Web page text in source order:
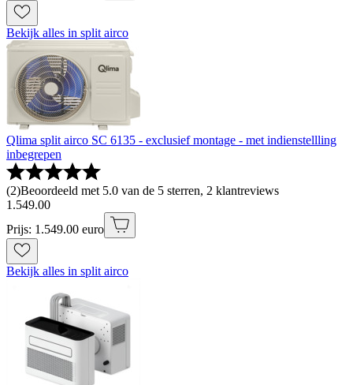
Bekijk alles in split airco
Qlima split airco SC 6135 - exclusief montage - met indienstellling
inbegrepen
(2)Beoordeeld met 5.0 van de 5 sterren, 2 klantreviews
1 .549.00
Prijs: 1.549.00 euro
Bekijk alles in split airco